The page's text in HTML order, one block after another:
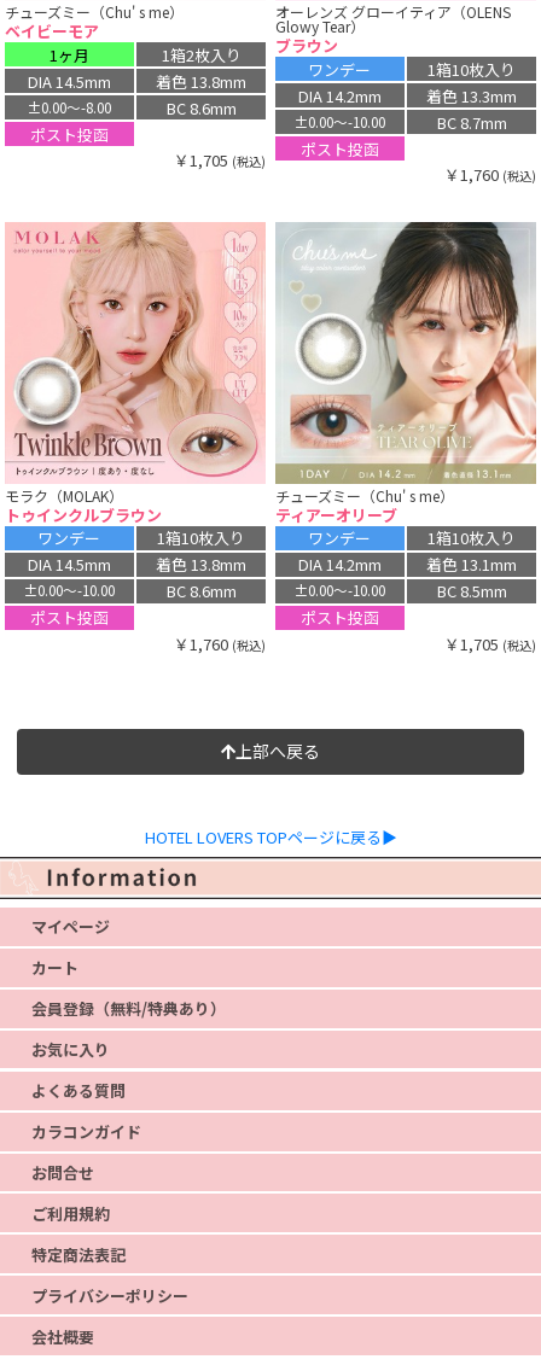
チューズミー（Chu' s me）
ベイビーモア
1ヶ月
1箱2枚入り
DIA 14.5mm
着色 13.8mm
±0.00〜-8.00
BC 8.6mm
ポスト投函
￥1,705 (税込)
オーレンズ グローイティア（OLENS
Glowy Tear）
ブラウン
ワンデー
1箱10枚入り
DIA 14.2mm
着色 13.3mm
±0.00〜-10.00
BC 8.7mm
ポスト投函
￥1,760 (税込)
モラク（MOLAK）
トゥインクルブラウン
ワンデー
1箱10枚入り
DIA 14.5mm
着色 13.8mm
±0.00〜-10.00
BC 8.6mm
ポスト投函
￥1,760 (税込)
チューズミー（Chu' s me）
ティアーオリーブ
ワンデー
1箱10枚入り
DIA 14.2mm
着色 13.1mm
±0.00〜-10.00
BC 8.5mm
ポスト投函
￥1,705 (税込)
上部へ戻る
HOTEL LOVERS TOPページに戻る▶
マイページ
カート
会員登録（無料/特典あり）
お気に入り
よくある質問
カラコンガイド
お問合せ
ご利用規約
特定商法表記
プライバシーポリシー
会社概要